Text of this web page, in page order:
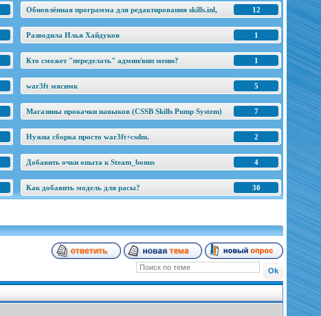
12
Обновлённая программа для редактирования skills.inl,
1
Разводила Илья Хайдуков
1
Кто сможет "переделать" админ/вип меню?
5
war3ft мяснмк
7
Магазины прокачки навыков (CSSB Skills Pump System)
2
Нужна сборка просто war3ft+csdm.
4
Добавить очки опыта к Steam_bonus
30
Как добавить модель для расы?